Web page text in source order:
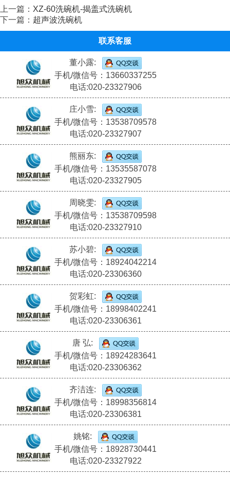
上一篇： XZ-60洗碗机-揭盖式洗碗机
下一篇： 超声波洗碗机
联系客服
董小露:
手机/微信号：13660337255
电话:020-23327906
庄小雪:
手机/微信号：13538709578
电话:020-23327907
熊丽东:
手机/微信号：13535587078
电话:020-23327905
周晓雯:
手机/微信号：13538709598
电话:020-23327910
苏小碧:
手机/微信号：18924042214
电话:020-23306360
贺彩虹:
手机/微信号：18998402241
电话:020-23306361
唐 弘:
手机/微信号：18924283641
电话:020-23306362
齐洁连:
手机/微信号：18998356814
电话:020-23306381
姚铭:
手机/微信号：18928730441
电话:020-23327922